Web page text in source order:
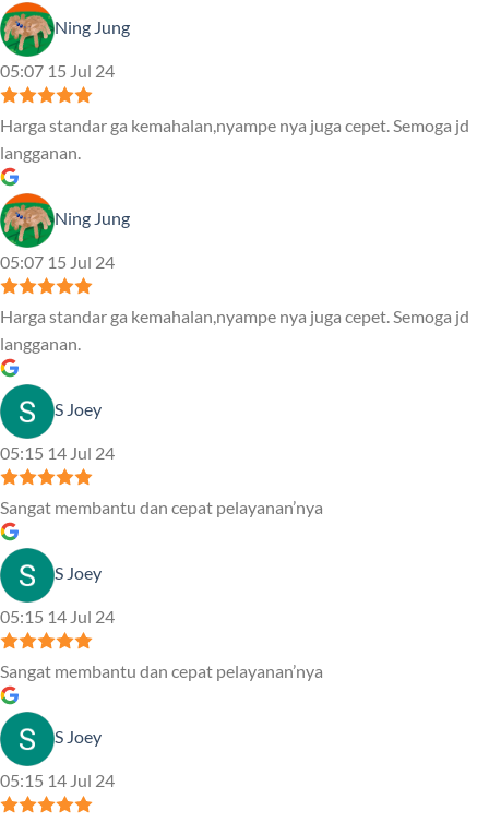
Ning Jung
05:07 15 Jul 24
Harga standar ga kemahalan,nyampe nya juga cepet. Semoga jd
langganan.
Ning Jung
05:07 15 Jul 24
Harga standar ga kemahalan,nyampe nya juga cepet. Semoga jd
langganan.
S Joey
05:15 14 Jul 24
Sangat membantu dan cepat pelayanan’nya
S Joey
05:15 14 Jul 24
Sangat membantu dan cepat pelayanan’nya
S Joey
05:15 14 Jul 24